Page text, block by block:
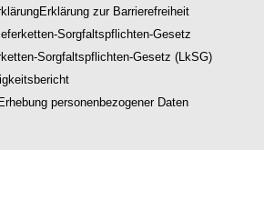
Erklärung zur Barrierefreiheit
Sorgfaltspflichten-Gesetz
Sorgfaltspflichten-Gesetz (LkSG)
personenbezogener Daten